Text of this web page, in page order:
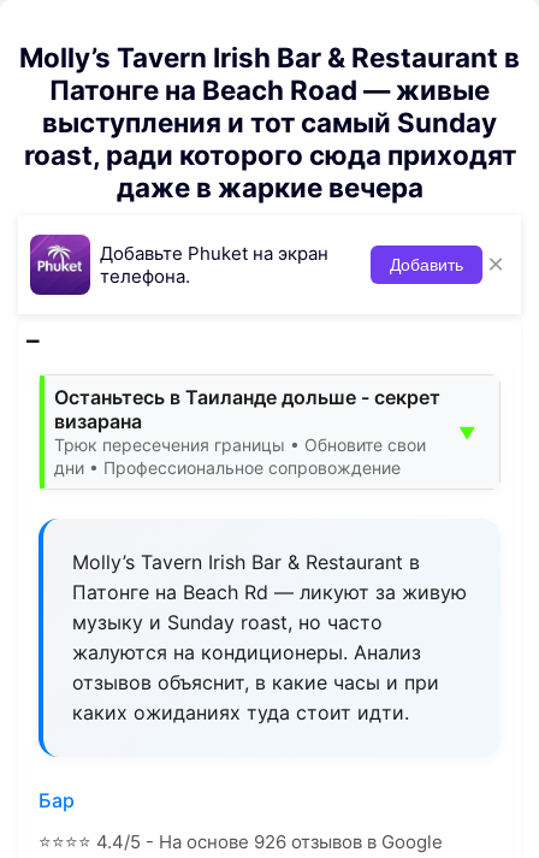
Molly’s Tavern Irish Bar & Restaurant в
Патонге на Beach Road — живые
выступления и тот самый Sunday
roast, ради которого сюда приходят
даже в жаркие вечера
Добавьте Phuket на экран
телефона.
Добавить ×
Останьтесь в Таиланде дольше - секрет
визарана
Трюк пересечения границы • Обновите свои
дни • Профессиональное сопровождение
▼
Molly’s Tavern Irish Bar & Restaurant в
Патонге на Beach Rd — ликуют за живую
музыку и Sunday roast, но часто
жалуются на кондиционеры. Анализ
отзывов объяснит, в какие часы и при
каких ожиданиях туда стоит идти.
Бар
⭐⭐⭐⭐ 4.4/5 - На основе 926 отзывов в Google